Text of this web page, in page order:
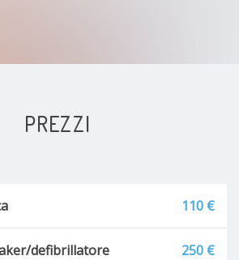
PREZZI
110 €
defibrillatore 250 €